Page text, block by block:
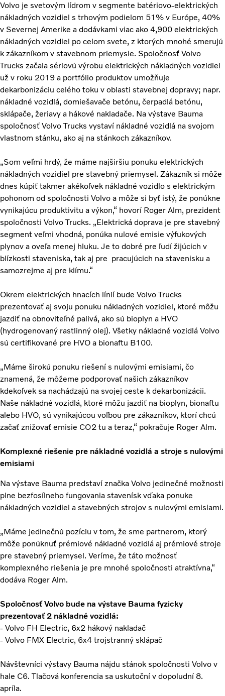
Volvo je svetovým lídrom v segmente batériovo-elektrických
nákladných vozidiel s trhovým podielom 51% v Európe, 40%
v Severnej Amerike a dodávkami viac ako 4,900 elektrických
nákladných vozidiel po celom svete, z ktorých mnohé smerujú
k zákazníkom v stavebnom priemysle. Spoločnosť Volvo
Trucks začala sériovú výrobu elektrických nákladných vozidiel
už v roku 2019 a portfólio produktov umožňuje
dekarbonizáciu celého toku v oblasti stavebnej dopravy; napr.
nákladné vozidlá, domiešavače betónu, čerpadlá betónu,
sklápače, žeriavy a hákové nakladače. Na výstave Bauma
spoločnosť Volvo Trucks vystaví nákladné vozidlá na svojom
vlastnom stánku, ako aj na stánkoch zákazníkov.
„Som veľmi hrdý, že máme najširšiu ponuku elektrických
nákladných vozidiel pre stavebný priemysel. Zákazník si môže
dnes kúpiť takmer akékoľvek nákladné vozidlo s elektrickým
pohonom od spoločnosti Volvo a môže si byť istý, že ponúkne
vynikajúcu produktivitu a výkon,“ hovorí Roger Alm, prezident
spoločnosti Volvo Trucks. „Elektrická doprava je pre stavebný
segment veľmi vhodná, ponúka nulové emisie výfukových
plynov a oveľa menej hluku. Je to dobré pre ľudí žijúcich v
blízkosti staveniska, tak aj pre pracujúcich na stavenisku a
samozrejme aj pre klímu.“
Okrem elektrických hnacích línií bude Volvo Trucks
prezentovať aj svoju ponuku nákladných vozidiel, ktoré môžu
jazdiť na obnoviteľné palivá, ako sú bioplyn a HVO
(hydrogenovaný rastlinný olej). Všetky nákladné vozidlá Volvo
sú certifikované pre HVO a bionaftu B100.
„Máme širokú ponuku riešení s nulovými emisiami, čo
znamená, že môžeme podporovať našich zákazníkov
kdekoľvek sa nachádzajú na svojej ceste k dekarbonizácii.
Naše nákladné vozidlá, ktoré môžu jazdiť na bioplyn, bionaftu
alebo HVO, sú vynikajúcou voľbou pre zákazníkov, ktorí chcú
začať znižovať emisie CO2 tu a teraz,“ pokračuje Roger Alm.
Komplexné riešenie pre nákladné vozidlá a stroje s nulovými
emisiami
Na výstave Bauma predstaví značka Volvo jedinečné možnosti
plne bezfosílneho fungovania stavenísk vďaka ponuke
nákladných vozidiel a stavebných strojov s nulovými emisiami.
„Máme jedinečnú pozíciu v tom, že sme partnerom, ktorý
môže ponúknuť prémiové nákladné vozidlá aj prémiové stroje
pre stavebný priemysel. Veríme, že táto možnosť
komplexného riešenia je pre mnohé spoločnosti atraktívna,“
dodáva Roger Alm.
Spoločnosť Volvo bude na výstave Bauma fyzicky
prezentovať 2 nákladné vozidlá:
- Volvo FH Electric, 6x2 hákový nakladač
- Volvo FMX Electric, 6x4 trojstranný sklápač
Návštevníci výstavy Bauma nájdu stánok spoločnosti Volvo v
hale C6. Tlačová konferencia sa uskutoční v dopoludní 8.
apríla.